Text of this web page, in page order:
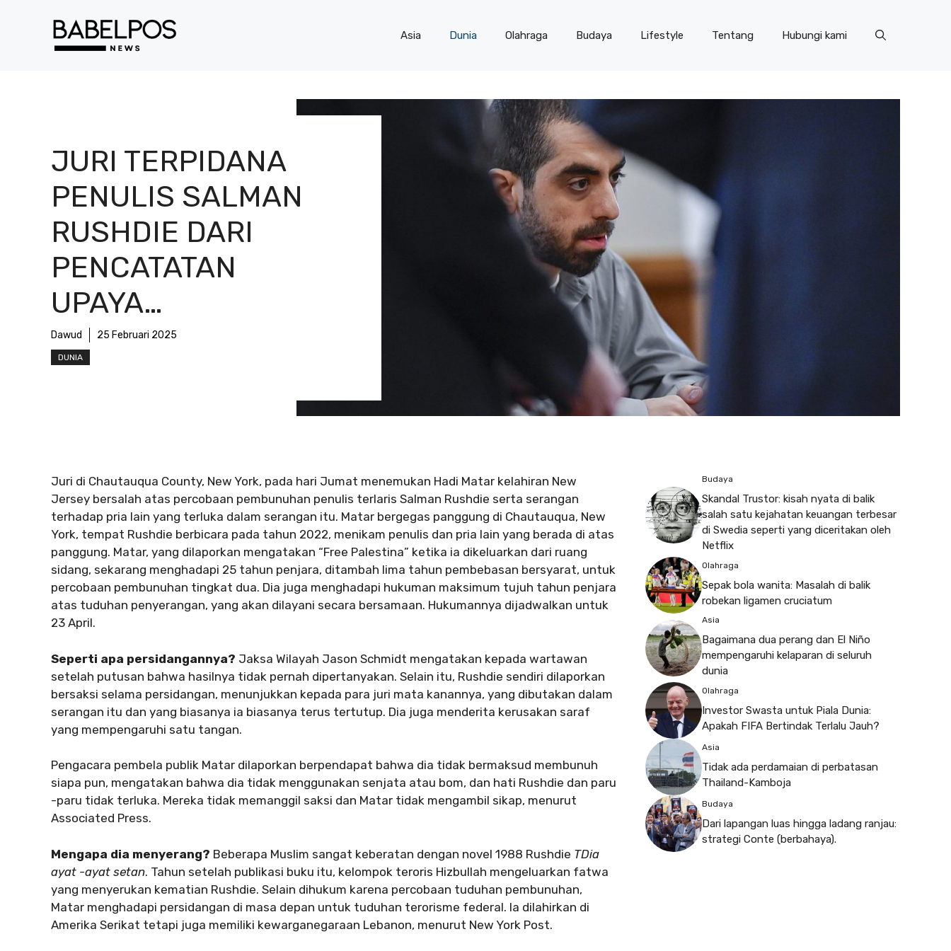
Asia Dunia Olahraga Budaya Lifestyle Tentang Hubungi kami
JURI TERPIDANA
PENULIS SALMAN
RUSHDIE DARI
PENCATATAN
UPAYA…
Dawud 25 Februari 2025
DUNIA
Juri di Chautauqua County, New York, pada hari Jumat menemukan Hadi Matar kelahiran New
Jersey bersalah atas percobaan pembunuhan penulis terlaris Salman Rushdie serta serangan
terhadap pria lain yang terluka dalam serangan itu. Matar bergegas panggung di Chautauqua, New
York, tempat Rushdie berbicara pada tahun 2022, menikam penulis dan pria lain yang berada di atas
panggung. Matar, yang dilaporkan mengatakan “Free Palestina” ketika ia dikeluarkan dari ruang
sidang, sekarang menghadapi 25 tahun penjara, ditambah lima tahun pembebasan bersyarat, untuk
percobaan pembunuhan tingkat dua. Dia juga menghadapi hukuman maksimum tujuh tahun penjara
atas tuduhan penyerangan, yang akan dilayani secara bersamaan. Hukumannya dijadwalkan untuk
23 April.
Seperti apa persidangannya? Jaksa Wilayah Jason Schmidt mengatakan kepada wartawan
setelah putusan bahwa hasilnya tidak pernah dipertanyakan. Selain itu, Rushdie sendiri dilaporkan
bersaksi selama persidangan, menunjukkan kepada para juri mata kanannya, yang dibutakan dalam
serangan itu dan yang biasanya ia biasanya terus tertutup. Dia juga menderita kerusakan saraf
yang mempengaruhi satu tangan.
Pengacara pembela publik Matar dilaporkan berpendapat bahwa dia tidak bermaksud membunuh
siapa pun, mengatakan bahwa dia tidak menggunakan senjata atau bom, dan hati Rushdie dan paru
-paru tidak terluka. Mereka tidak memanggil saksi dan Matar tidak mengambil sikap, menurut
Associated Press.
Mengapa dia menyerang? Beberapa Muslim sangat keberatan dengan novel 1988 Rushdie TDia
ayat -ayat setan. Tahun setelah publikasi buku itu, kelompok teroris Hizbullah mengeluarkan fatwa
yang menyerukan kematian Rushdie. Selain dihukum karena percobaan tuduhan pembunuhan,
Matar menghadapi persidangan di masa depan untuk tuduhan terorisme federal. Ia dilahirkan di
Amerika Serikat tetapi juga memiliki kewarganegaraan Lebanon, menurut New York Post.
Budaya
Skandal Trustor: kisah nyata di balik
salah satu kejahatan keuangan terbesar
di Swedia seperti yang diceritakan oleh
Netflix
Olahraga
Sepak bola wanita: Masalah di balik
robekan ligamen cruciatum
Asia
Bagaimana dua perang dan El Niño
mempengaruhi kelaparan di seluruh
dunia
Olahraga
Investor Swasta untuk Piala Dunia:
Apakah FIFA Bertindak Terlalu Jauh?
Asia
Tidak ada perdamaian di perbatasan
Thailand-Kamboja
Budaya
Dari lapangan luas hingga ladang ranjau:
strategi Conte (berbahaya).